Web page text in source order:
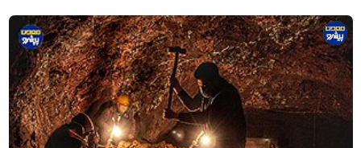
پایگاه
اطلاع
رسانی
معدن